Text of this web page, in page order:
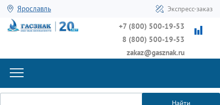
Ярославль Экспресс-заказ
+7 (800) 500-19-53
8 (800) 500-19-53
zakaz@gasznak.ru
Найти